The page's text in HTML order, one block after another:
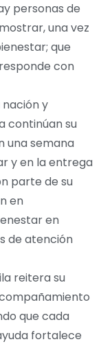
personas de
una vez
que
con
y
continúan su
una semana
y en la entrega
parte de su
en
en
de atención
reitera su
que cada
fortalece